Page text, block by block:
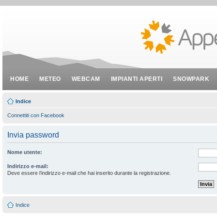
HOME METEO WEBCAM IMPIANTI APERTI SNOWPARK
Indice
Connettiti con Facebook
Invia password
Nome utente:
Indirizzo e-mail:
Deve essere l’indirizzo e-mail che hai inserito durante la registrazione.
Indice